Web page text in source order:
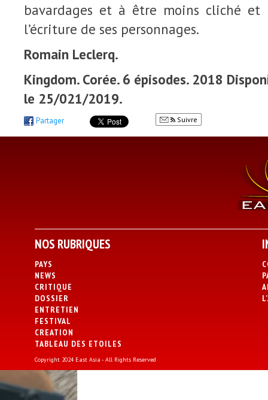
bavardages et à être moins cliché et
l’écriture de ses personnages.
Romain Leclerq.
Kingdom. Corée. 6 épisodes. 2018
le 25/021/2019.
Partager Suivre
NOS RUBRIQUES
PAYS
NEWS
CRITIQUE
DOSSIER
ENTRETIEN
FESTIVAL
CREATION
TABLEAU DES ETOILES
Copyright 2024 East Asia - All Rights Reserved